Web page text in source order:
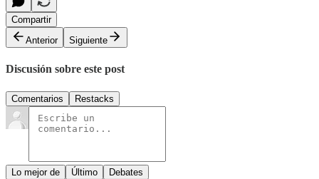
Compartir
Anterior
Siguiente
Discusión sobre este post
Comentarios Restacks
Lo mejor de Último Debates